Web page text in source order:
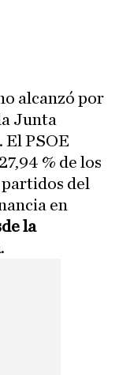
alcanzó por
Junta
El PSOE
% de los
del
en
la
.